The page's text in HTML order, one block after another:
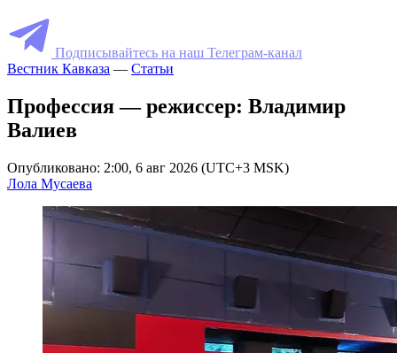
Подписывайтесь на наш Телеграм-канал
Вестник Кавказа — Статьи
Профессия — режиссер: Владимир
Валиев
Опубликовано: 2:00, 6 авг 2026 (UTC+3 MSK)
Лола Мусаева